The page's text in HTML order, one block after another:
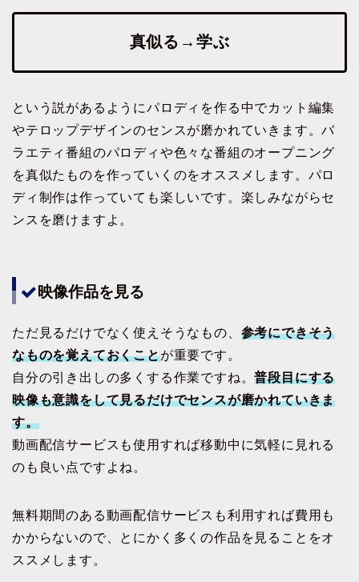
真似る→学ぶ
という説があるようにパロディを作る中でカット編集
やテロップデザインのセンスが磨かれていきます。バ
ラエティ番組のパロディや色々な番組のオープニング
を真似たものを作っていくのをオススメします。パロ
ディ制作は作っていても楽しいです。楽しみながらセ
ンスを磨けますよ。
映像作品を見る
ただ見るだけでなく使えそうなもの、 参考にできそう
なものを覚えておくことが重要です。
自分の引き出しの多くする作業ですね。普段目にする
映像も意識をして見るだけでセンスが磨かれていきま
す。
動画配信サービスも使用すれば移動中に気軽に見れる
のも良い点ですよね。
無料期間のある動画配信サービスも利用すれば費用も
かからないので、とにかく多くの作品を見ることをオ
ススメします。